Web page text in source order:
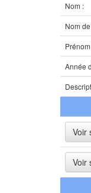
Nom :
Nom
Année
Voir
Voir